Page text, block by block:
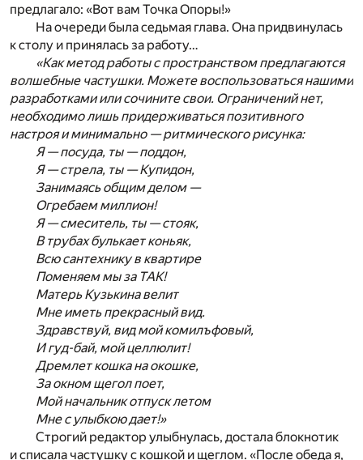
предлагало: «Вот вам Точка Опоры!»
На очереди была седьмая глава. Она придвинулась
к столу и принялась за работу…
«Как метод работы с пространством предлагаются
волшебные частушки. Можете воспользоваться нашими
разработками или сочините свои. Ограничений нет,
необходимо лишь придерживаться позитивного
настроя и минимально — ритмического рисунка:
Я — посуда, ты — поддон,
Я — стрела, ты — Купидон,
Занимаясь общим делом —
Огребаем миллион!
Я — смеситель, ты — стояк,
В трубах булькает коньяк,
Всю сантехнику в квартире
Поменяем мы за ТАК!
Матерь Кузькина велит
Мне иметь прекрасный вид.
Здравствуй, вид мой комилъфовый,
И гуд-бай, мой целлюлит!
Дремлет кошка на окошке,
За окном щегол поет,
Мой начальник отпуск летом
Мне с улыбкою дает!»
Строгий редактор улыбнулась, достала блокнотик
и списала частушку с кошкой и щеглом. «После обеда я,